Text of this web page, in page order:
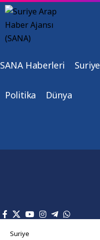
SANA Haberleri Suriye
Politika Dünya
Suriye